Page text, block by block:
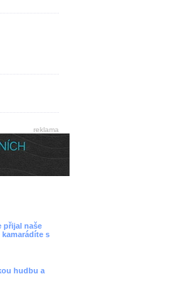
reklama
přijal naše
s
hudbu a